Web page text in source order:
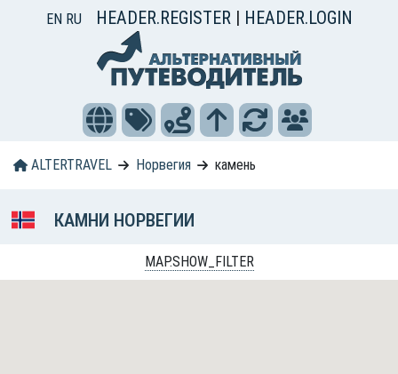
EN RU HEADER.REGISTER | HEADER.LOGIN
ALTERTRAVEL Норвегия камень
КАМНИ НОРВЕГИИ
MAP.SHOW_FILTER